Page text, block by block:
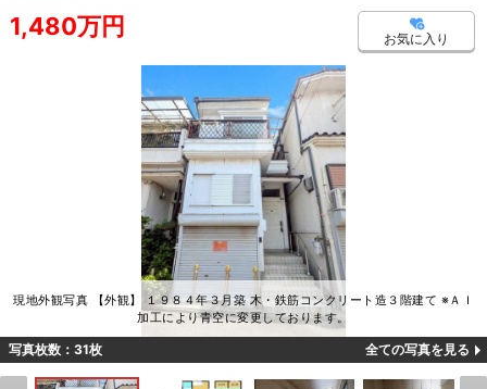
1,480万円 お気に入り
現地外観写真 【外観】 １９８４年３月築 木・鉄筋コンクリート造３階建て ※ＡＩ
加工により青空に変更しております。
写真枚数：31枚 全ての写真を見る